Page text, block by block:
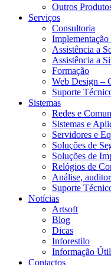
Outros
Serviços
Consultoria
Implementação
Assistência a
Assistência a
Formação
Web Design –
Suporte
Sistemas
Redes e
Sistemas e
Servidores e
Soluções de
Soluções de
Relógios de
Análise,
Suporte
Notícias
Artsoft
Blog
Dicas
Inforestilo
Informação Útil
Contactos